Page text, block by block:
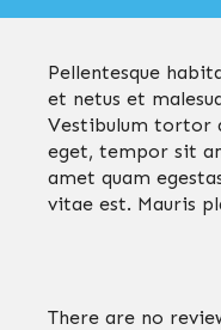
Pellentesque
et netus et
Vestibulum tortor
eget, tempor sit
amet quam
vitae est. Mauris
There are no